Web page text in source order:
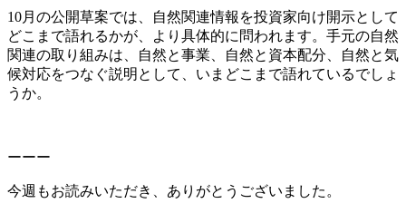
10月の公開草案では、自然関連情報を投資家向け開示として
どこまで語れるかが、より具体的に問われます。手元の自然
関連の取り組みは、自然と事業、自然と資本配分、自然と気
候対応をつなぐ説明として、いまどこまで語れているでしょ
うか。
ーーー
今週もお読みいただき、ありがとうございました。